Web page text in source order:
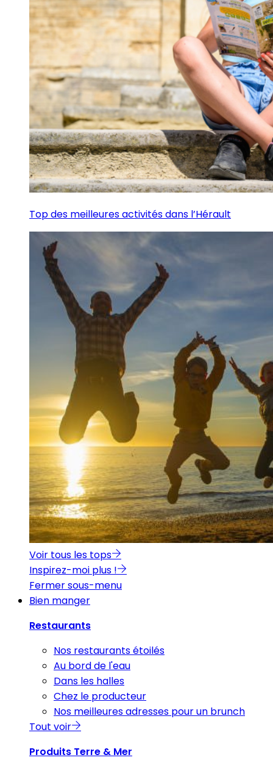
Top des meilleures activités dans l’Hérault
Voir tous les tops
Inspirez-moi plus !
Fermer sous-menu
Bien manger
Restaurants
Nos restaurants étoilés
Au bord de l'eau
Dans les halles
Chez le producteur
Nos meilleures adresses pour un brunch
Tout voir
Produits Terre & Mer